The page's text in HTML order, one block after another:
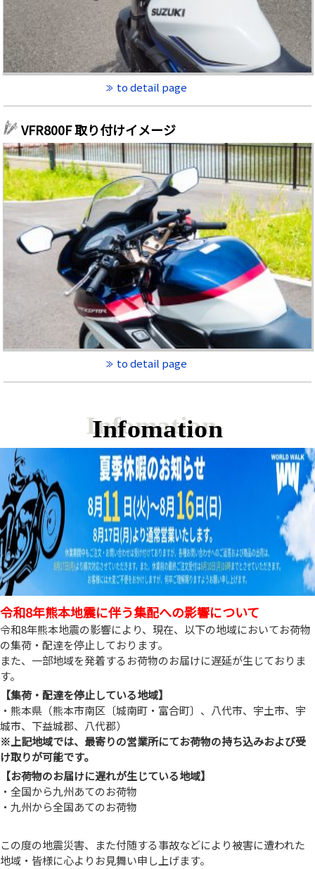
to detail page
VFR800F 取り付けイメージ
to detail page
Infomation
令和8年熊本地震に伴う集配への影響について
令和8年熊本地震の影響により、現在、以下の地域においてお荷物
の集荷・配達を停止しております。
また、一部地域を発着するお荷物のお届けに遅延が生じておりま
す。
【集荷・配達を停止している地域】
・熊本県（熊本市南区〔城南町・富合町〕、八代市、宇土市、宇
城市、下益城郡、八代郡）
※上記地域では、最寄りの営業所にてお荷物の持ち込みおよび受
け取りが可能です。
【お荷物のお届けに遅れが生じている地域】
・全国から九州あてのお荷物
・九州から全国あてのお荷物
この度の地震災害、また付随する事故などにより被害に遭われた
地域・皆様に心よりお見舞い申し上げます。